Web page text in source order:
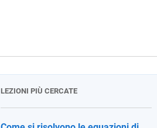
LEZIONI PIÙ CERCATE